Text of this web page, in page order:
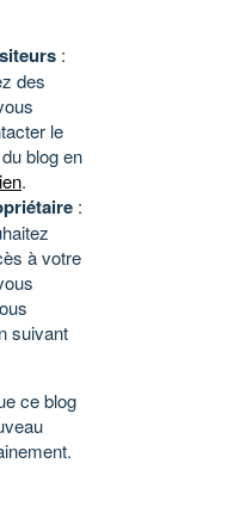
:
des
le
blog en
.
:
à votre
suivant
ce blog